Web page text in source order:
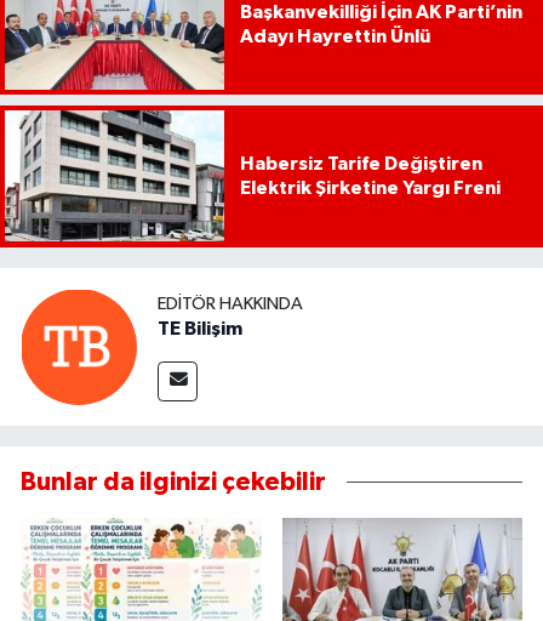
Başkanvekilliği İçin AK Parti’nin
Adayı Hayrettin Ünlü
Habersiz Tarife Değiştiren
Elektrik Şirketine Yargı Freni
EDITÖR HAKKINDA
TE Bilişim
Bunlar da ilginizi çekebilir